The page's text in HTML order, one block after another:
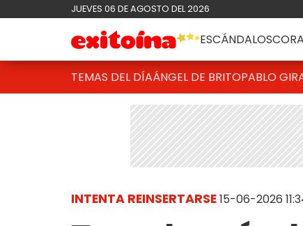
JUEVES 06 DE AGOSTO DEL 2026
ESCÁNDALOS
TEMAS DEL DÍAÁNGEL DE BRITOPABLO
INTENTA REINSERTARSE15-06-2026